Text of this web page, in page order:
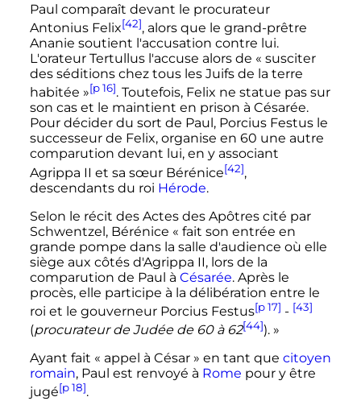
Paul comparaît devant le procurateur
Antonius Felix[42], alors que le grand-prêtre
Ananie soutient l'accusation contre lui.
L'orateur Tertullus l'accuse alors de « susciter
des séditions chez tous les Juifs de la terre
habitée »[p 16]. Toutefois, Felix ne statue pas sur
son cas et le maintient en prison à Césarée.
Pour décider du sort de Paul, Porcius Festus le
successeur de Felix, organise en 60 une autre
comparution devant lui, en y associant
Agrippa II et sa sœur Bérénice[42],
descendants du roi Hérode.
Selon le récit des Actes des Apôtres cité par
Schwentzel, Bérénice « fait son entrée en
grande pompe dans la salle d'audience où elle
siège aux côtés d'Agrippa II, lors de la
comparution de Paul à Césarée. Après le
procès, elle participe à la délibération entre le
roi et le gouverneur Porcius Festus[p 17] - [43]
(procurateur de Judée de 60 à 62[44]). »
Ayant fait « appel à César » en tant que citoyen
romain, Paul est renvoyé à Rome pour y être
jugé[p 18].